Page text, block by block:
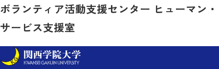
ボランティア活動支援センター ヒューマン・
サービス支援室